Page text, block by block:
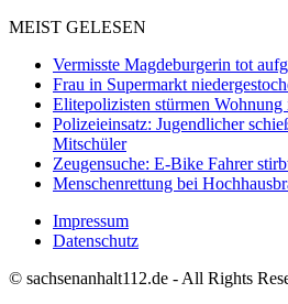
MEIST GELESEN
Vermisste Magdeburgerin tot
Frau in Supermarkt
Elitepolizisten stürmen
Polizeieinsatz: Jugendlicher
Mitschüler
Zeugensuche: E-Bike Fahrer
Menschenrettung bei
Impressum
Datenschutz
© sachsenanhalt112.de - All Rights